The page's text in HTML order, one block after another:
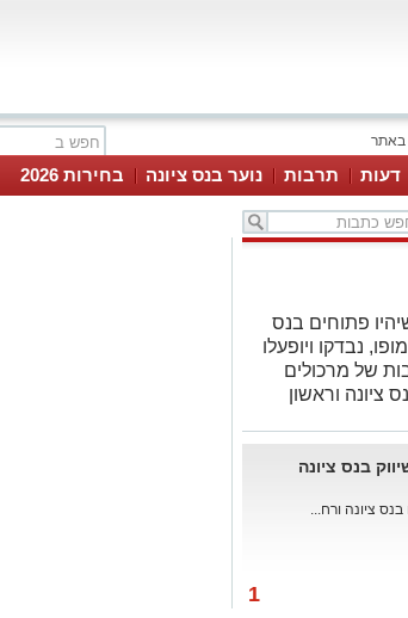
באתר
דעות תרבות נוער בנס ציונה בחירות 2026
פתוחים בנס
נבדקו ויופעלו
של מרכולים
ציונה וראשון
בנס ציונה
ציונה ורח...
1